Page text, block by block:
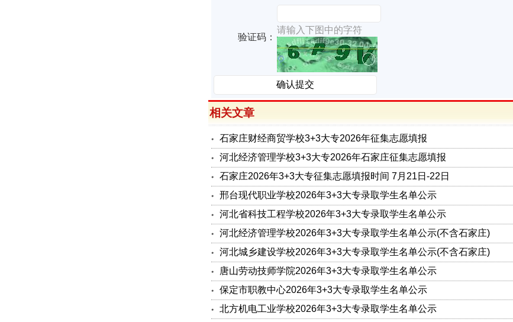
验证码：
请输入下图中的字符
相关文章
石家庄财经商贸学校3+3大专2026年征集志愿填报
河北经济管理学校3+3大专2026年石家庄征集志愿填报
石家庄2026年3+3大专征集志愿填报时间 7月21日-22日
邢台现代职业学校2026年3+3大专录取学生名单公示
河北省科技工程学校2026年3+3大专录取学生名单公示
河北经济管理学校2026年3+3大专录取学生名单公示(不含石家庄)
河北城乡建设学校2026年3+3大专录取学生名单公示(不含石家庄)
唐山劳动技师学院2026年3+3大专录取学生名单公示
保定市职教中心2026年3+3大专录取学生名单公示
北方机电工业学校2026年3+3大专录取学生名单公示